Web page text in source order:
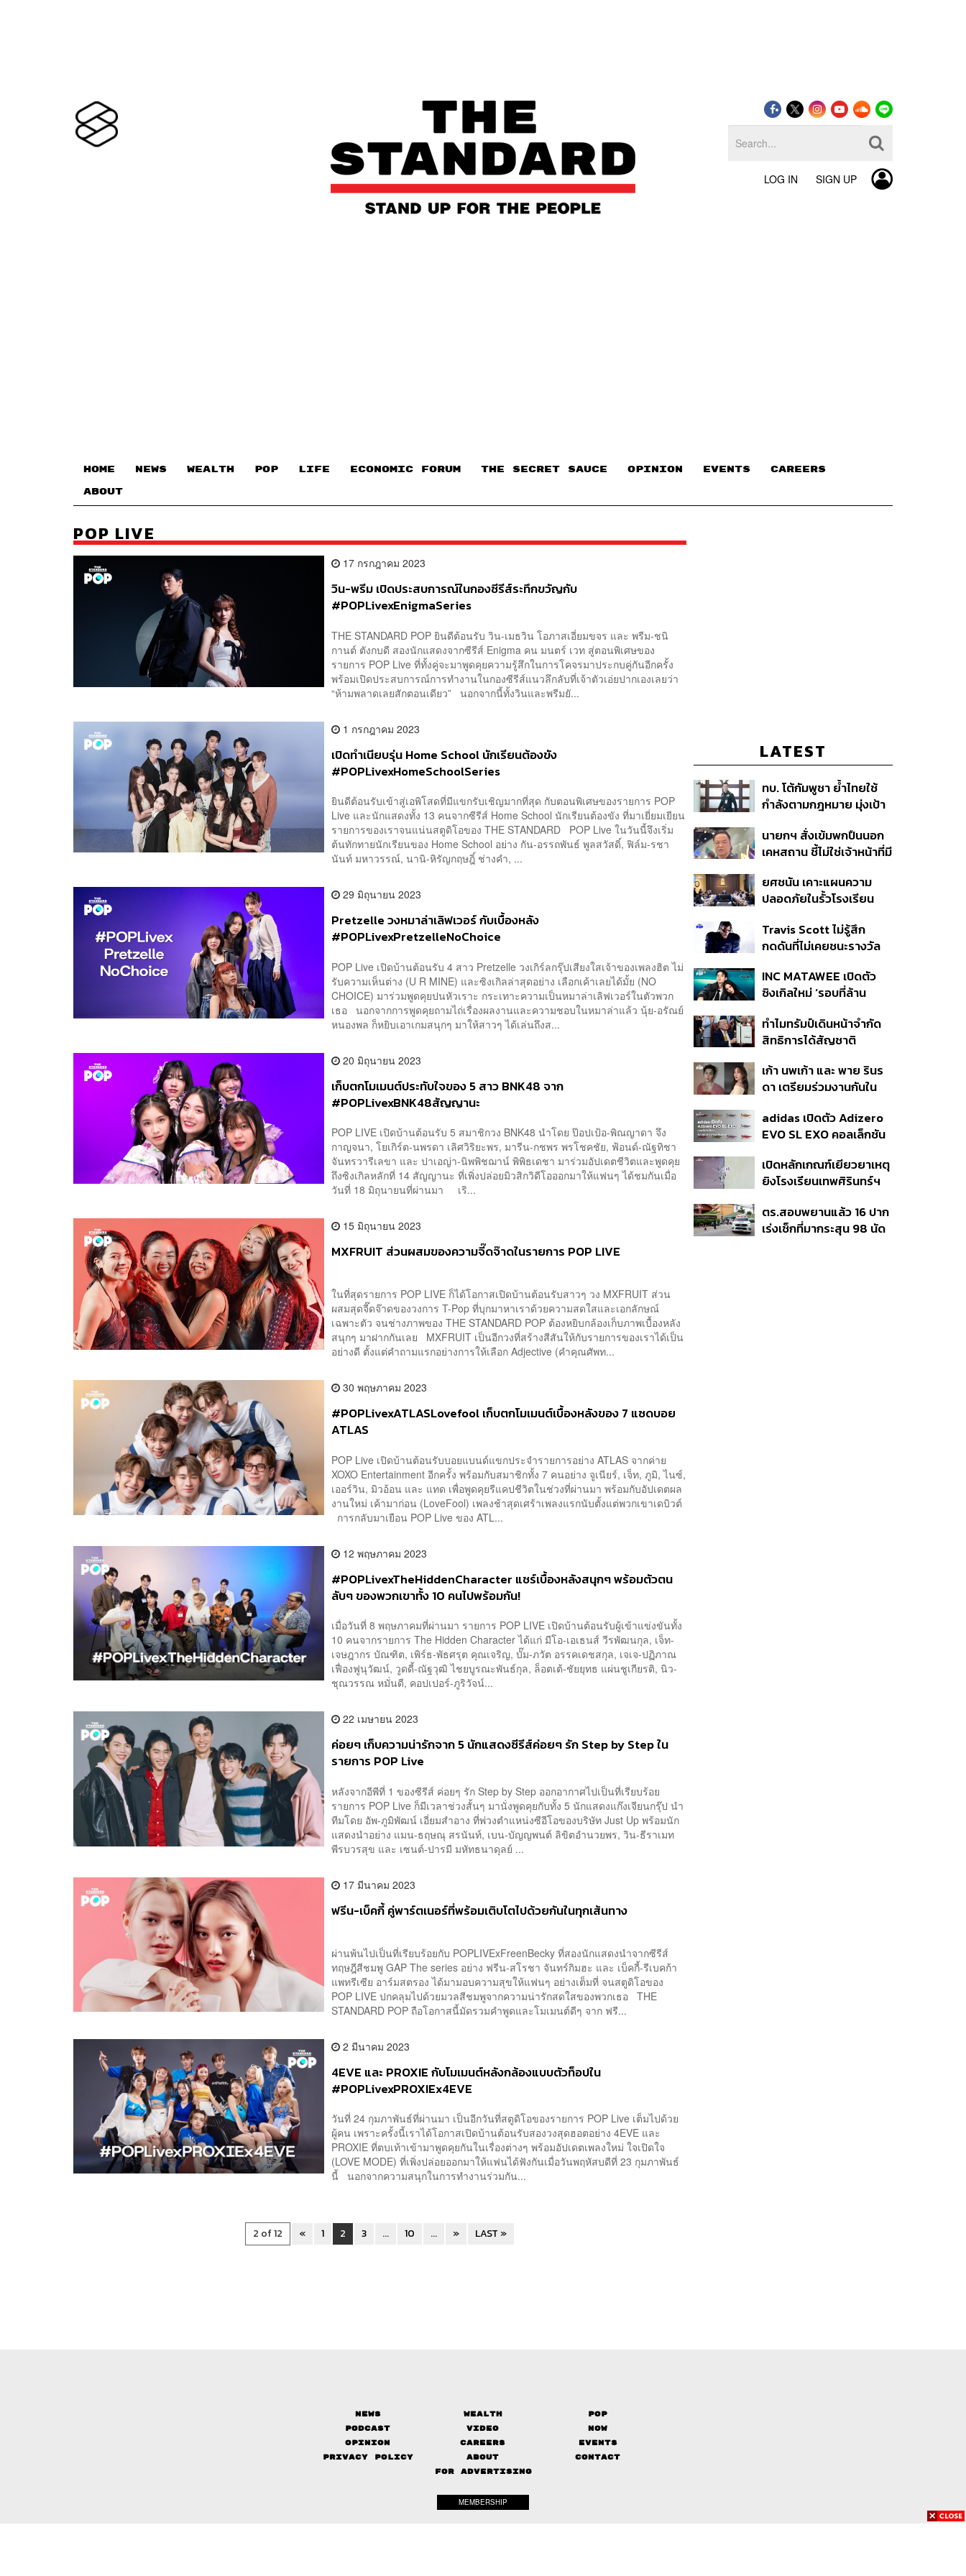
LOG IN SIGN UP
HOME NEWS WEALTH POP LIFE ECONOMIC FORUM THE SECRET SAUCE​ OPINION EVENTS CAREERS
ABOUT
POP LIVE
17 กรกฎาคม 2023
วิน-พรีม เปิดประสบการณ์ในกองซีรีส์ระทึกขวัญกับ
#POPLivexEnigmaSeries
THE STANDARD POP ยินดีต้อนรับ วิน-เมธวิน โอภาสเอี่ยมขจร และ พรีม-ชนิ
กานต์ ตังกบดี สองนักแสดงจากซีรีส์ Enigma คน มนตร์ เวท สู่ตอนพิเศษของ
รายการ POP Live ที่ทั้งคู่จะมาพูดคุยความรู้สึกในการโคจรมาประกบคู่กันอีกครั้ง
พร้อมเปิดประสบการณ์การทำงานในกองซีรีส์แนวลึกลับที่เจ้าตัวเอ่ยปากเองเลยว่า
“ห้ามพลาดเลยสักตอนเดียว” นอกจากนี้ทั้งวินและพรีมยั...
1 กรกฎาคม 2023
เปิดทำเนียบรุ่น Home School นักเรียนต้องขัง
#POPLivexHomeSchoolSeries
ยินดีต้อนรับเข้าสู่เอพิโสดที่มีแขกรับเชิญมากที่สุด กับตอนพิเศษของรายการ POP
Live และนักแสดงทั้ง 13 คนจากซีรีส์ Home School นักเรียนต้องขัง ที่มาเยี่ยมเยียน
รายการของเราจนแน่นสตูดิโอของ THE STANDARD POP Live ในวันนี้จึงเริ่ม
ต้นทักทายนักเรียนของ Home School อย่าง กัน-อรรถพันธ์ พูลสวัสดิ์, ฟิล์ม-รชา
นันท์ มหาวรรณ์, นานิ-หิรัญกฤษฎิ์ ช่างคำ, ...
29 มิถุนายน 2023
Pretzelle วงหมาล่าเลิฟเวอร์ กับเบื้องหลัง
#POPLivexPretzelleNoChoice
POP Live เปิดบ้านต้อนรับ 4 สาว Pretzelle วงเกิร์ลกรุ๊ปเสียงใสเจ้าของเพลงฮิต ไม่
รับความเห็นต่าง (U R MINE) และซิงเกิลล่าสุดอย่าง เลือกเค้าเลยได้มั้ย (NO
CHOICE) มาร่วมพูดคุยปนหัวเราะ กระเทาะความเป็นหมาล่าเลิฟเวอร์ในตัวพวก
เธอ นอกจากการพูดคุยถามไถ่เรื่องผลงานและความชอบในหมาล่าแล้ว นุ้ย-อรัณย์
หนองพล ก็หยิบเอาเกมสนุกๆ มาให้สาวๆ ได้เล่นถึงส...
20 มิถุนายน 2023
เก็บตกโมเมนต์ประทับใจของ 5 สาว BNK48 จาก
#POPLivexBNK48สัญญานะ
POP LIVE เปิดบ้านต้อนรับ 5 สมาชิกวง BNK48 นำโดย ป๊อปเป้อ-พิณญาดา จึง
กาญจนา, โยเกิร์ต-นพรดา เลิศวิริยะพร, มารีน-กชพร พรโชคชัย, ฟ้อนด์-ณัฐทิชา
จันทรวารีเลขา และ ปาเอญ่า-นิพพิชฌาน์ พิพิธเดชา มาร่วมอัปเดตชีวิตและพูดคุย
ถึงซิงเกิลหลักที่ 14 สัญญานะ ที่เพิ่งปล่อยมิวสิกวิดีโอออกมาให้แฟนๆ ได้ชมกันเมื่อ
วันที่ 18 มิถุนายนที่ผ่านมา เริ...
15 มิถุนายน 2023
MXFRUIT ส่วนผสมของความจี๊ดจ๊าดในรายการ POP LIVE
ในที่สุดรายการ POP LIVE ก็ได้โอกาสเปิดบ้านต้อนรับสาวๆ วง MXFRUIT ส่วน
ผสมสุดจี๊ดจ๊าดของวงการ T-Pop ที่บุกมาหาเราด้วยความสดใสและเอกลักษณ์
เฉพาะตัว จนช่างภาพของ THE STANDARD POP ต้องหยิบกล้องเก็บภาพเบื้องหลัง
สนุกๆ มาฝากกันเลย MXFRUIT เป็นอีกวงที่สร้างสีสันให้กับรายการของเราได้เป็น
อย่างดี ตั้งแต่คำถามแรกอย่างการให้เลือก Adjective (คำคุณศัพท...
30 พฤษภาคม 2023
#POPLivexATLASLovefool เก็บตกโมเมนต์เบื้องหลังของ 7 แซดบอย
ATLAS
POP Live เปิดบ้านต้อนรับบอยแบนด์แขกประจำรายการอย่าง ATLAS จากค่าย
XOXO Entertainment อีกครั้ง พร้อมกับสมาชิกทั้ง 7 คนอย่าง จูเนียร์, เจ็ท, ภูมิ, ไนซ์,
เออร์วิน, มิวอ้อน และ แทด เพื่อพูดคุยรีแคปชีวิตในช่วงที่ผ่านมา พร้อมกับอัปเดตผล
งานใหม่ เค้ามาก่อน (LoveFool) เพลงช้าสุดเศร้าเพลงแรกนับตั้งแต่พวกเขาเดบิวต์
การกลับมาเยือน POP Live ของ ATL...
12 พฤษภาคม 2023
#POPLivexTheHiddenCharacter แชร์เบื้องหลังสนุกๆ พร้อมตัวตน
ลับๆ ของพวกเขาทั้ง 10 คนไปพร้อมกัน!
เมื่อวันที่ 8 พฤษภาคมที่ผ่านมา รายการ POP LIVE เปิดบ้านต้อนรับผู้เข้าแข่งขันทั้ง
10 คนจากรายการ The Hidden Character ได้แก่ มีโอ-เอเธนส์ วีรพัฒนกุล, เจ็ท-
เจษฎากร บัณฑิต, เพิร์ธ-พัธศรุต คุณเจริญ, บั๊ม-ภวัต อรรคเดชสกุล, เจเจ-ปฏิภาณ
เฟื่องฟูนุวัฒน์, วูดดี้-ณัฐวุฒิ ไชยบูรณะพันธ์กุล, ล็อตเต้-ชัยยุทธ แผ่นชูเกียรติ, นิว-
ชุณวรรณ หมั่นดี, คอปเปอร์-ภูริวัจน์...
22 เมษายน 2023
ค่อยๆ เก็บความน่ารักจาก 5 นักแสดงซีรีส์ค่อยๆ รัก Step by Step ใน
รายการ POP Live
หลังจากอีพีที่ 1 ของซีรีส์ ค่อยๆ รัก Step by Step ออกอากาศไปเป็นที่เรียบร้อย
รายการ POP Live ก็มีเวลาช่วงสั้นๆ มานั่งพูดคุยกับทั้ง 5 นักแสดงแก๊งเจียนกรุ๊ป นำ
ทีมโดย อัพ-ภูมิพัฒน์ เอี่ยมสำอาง ที่พ่วงตำแหน่งซีอีโอของบริษัท Just Up พร้อมนัก
แสดงนำอย่าง แมน-ธฤษณุ สรนันท์, เบน-บัญญพนต์ ลิขิตอำนวยพร, วิน-ธีราเมท
พีรบวรสุข และ เซนต์-ปารมี มหัทธนาดุลย์ ...
17 มีนาคม 2023
ฟรีน-เบ็คกี้ คู่พาร์ตเนอร์ที่พร้อมเติบโตไปด้วยกันในทุกเส้นทาง
ผ่านพ้นไปเป็นที่เรียบร้อยกับ POPLIVExFreenBecky ที่สองนักแสดงนำจากซีรีส์
ทฤษฎีสีชมพู GAP The series อย่าง ฟรีน-สโรชา จันทร์กิมฮะ และ เบ็คกี้-รีเบคก้า
แพทรีเซีย อาร์มสตรอง ได้มามอบความสุขให้แฟนๆ อย่างเต็มที่ จนสตูดิโอของ
POP LIVE ปกคลุมไปด้วยมวลสีชมพูจากความน่ารักสดใสของพวกเธอ THE
STANDARD POP ถือโอกาสนี้มัดรวมคำพูดและโมเมนต์ดีๆ จาก ฟรี...
2 มีนาคม 2023
4EVE และ PROXIE กับโมเมนต์หลังกล้องแบบตัวท็อปใน
#POPLivexPROXIEx4EVE
วันที่ 24 กุมภาพันธ์ที่ผ่านมา เป็นอีกวันที่สตูดิโอของรายการ POP Live เต็มไปด้วย
ผู้คน เพราะครั้งนี้เราได้โอกาสเปิดบ้านต้อนรับสองวงสุดฮอตอย่าง 4EVE และ
PROXIE ที่ตบเท้าเข้ามาพูดคุยกันในเรื่องต่างๆ พร้อมอัปเดตเพลงใหม่ ใจเปิดใจ
(LOVE MODE) ที่เพิ่งปล่อยออกมาให้แฟนได้ฟังกันเมื่อวันพฤหัสบดีที่ 23 กุมภาพันธ์
นี้ นอกจากความสนุกในการทำงานร่วมกัน...
2 of 12 « 1 2 3 ... 10 ... » LAST »
LATEST
ทบ. โต้กัมพูชา ย้ำไทยใช้
กำลังตามกฎหมาย มุ่งเป้า
หายไทยไม่อาจลบด้วย
ข้อมูลบิดเบือน
นายกฯ สั่งเข้มพกปืนนอก
เคหสถาน ชี้ไม่ใช่เจ้าหน้าที่มี
ก่อเหตุ เจ้าของร่วมรับผิด
ยศชนัน เคาะแผนความ
ปลอดภัยในรั้วโรงเรียน
ดูแล-คุมเข้มคัดกรองสิ่ง
ผิดกฎหมาย
Travis Scott ไม่รู้สึก
กดดันที่ไม่เคยชนะรางวัล
แล้ว 10 ครั้ง
INC MATAWEE เปิดตัว
ซิงเกิลใหม่ ‘รอบที่ล้าน
มาแสดงในมิวสิกวิดีโอ
ทำไมทรัมป์เดินหน้าจำกัด
สิทธิการได้สัญชาติ
แม้ศาลสูงสุดเคยตัดสิน
คัดค้าน
เก้า นพเก้า และ พาย รินร
ดา เตรียมร่วมงานกันใน
Taste In Time’
adidas เปิดตัว Adizero
EVO SL EXO คอลเล็กชัน
Football
เปิดหลักเกณฑ์เยียวยาเหตุ
ยิงโรงเรียนเทพศิรินทร์ฯ
เจ็บสูงสุด 1 แสน เยียวยา
จิตใจ 5 ระดับ
ตร.สอบพยานแล้ว 16 ปาก
เร่งเช็กที่มากระสุน 98 นัด
News Wealth
Pop
Podcast
Video
Now
Opinion
Careers
Events
Privacy Policy
About
Contact
FOR ADVERTISING
MEMBERSHIP